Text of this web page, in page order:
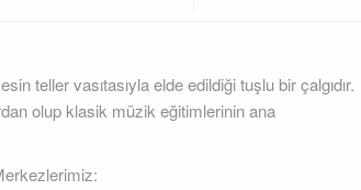
teller vasıtasıyla elde edildiği tuşlu bir çalgıdır.
olup klasik müzik eğitimlerinin ana